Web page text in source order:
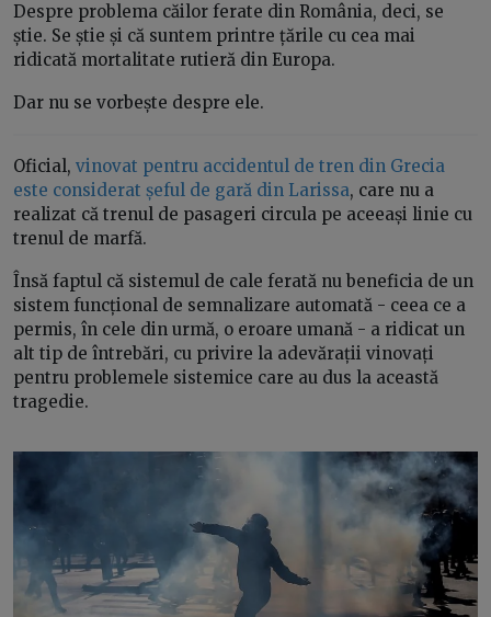
Despre problema căilor ferate din România, deci, se
știe. Se știe și că suntem printre țările cu cea mai
ridicată mortalitate rutieră din Europa.
Dar nu se vorbește despre ele.
Oficial, vinovat pentru accidentul de tren din Grecia
este considerat șeful de gară din Larissa, care nu a
realizat că trenul de pasageri circula pe aceeași linie cu
trenul de marfă.
Însă faptul că sistemul de cale ferată nu beneficia de un
sistem funcțional de semnalizare automată - ceea ce a
permis, în cele din urmă, o eroare umană - a ridicat un
alt tip de întrebări, cu privire la adevărații vinovați
pentru problemele sistemice care au dus la această
tragedie.